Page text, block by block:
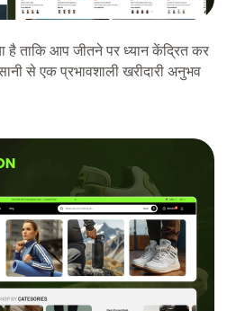
है ताकि आप जीतने पर ध्यान केंद्रित कर
से एक प्रभावशाली खरीदारी अनुभव